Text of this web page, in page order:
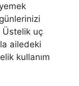
Üstelik uç
ailedeki
kullanım